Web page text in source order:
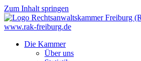
Zum Inhalt springen
Die Kammer
Über uns